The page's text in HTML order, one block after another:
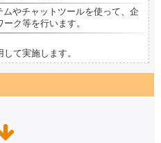
ムやチャットツールを使って、企
ク等を行います。
て実施します。